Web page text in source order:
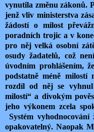
vynutila změnu zákonů.
jenž vliv ministerstva
žádostí o milost
poradních trojic a v
pro něj velká osobní
osudy žadatelů, což
úvodním prohlášením,
podstatně méně
rozdíl od něj se vyhnul
milostí“ a divokým
jeho výkonem zcela
Systém
opakovatelný. Naopak